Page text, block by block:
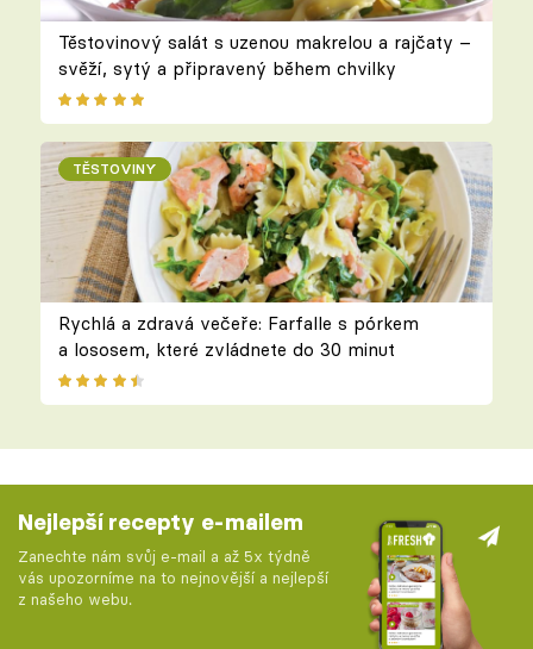
Těstovinový salát s uzenou makrelou a rajčaty –
svěží, sytý a připravený během chvilky
TĚSTOVINY
Rychlá a zdravá večeře: Farfalle s pórkem
a lososem, které zvládnete do 30 minut
Nejlepší recepty e-mailem
Zanechte nám svůj e-mail a až 5x týdně
vás upozorníme na to nejnovější a nejlepší
z našeho webu.